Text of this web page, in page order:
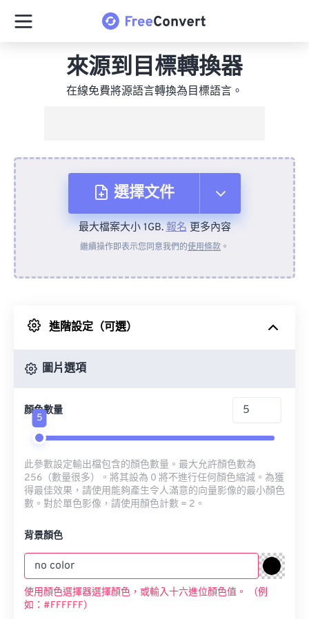
來源到目標轉換器
在線免費將源語言轉換為目標語言。
選擇文件
來自裝置
來自 Google 雲端硬碟
最大檔案大小 1GB.報名更多內容
繼續操作即表示您同意我們的使用條款 。
進階設定（可選）
圖片選項
顏色數量
5
此參數設定輸出檔包含的顏色數量。最大允許顏色數為
256（數量很多）。將其設為 0 將不進行任何顏色縮減。為獲
得最佳效果，請使用能夠產生令人滿意的向量影像的最小顏色
數。對於單色影像，請使用顏色計數 = 2。
背景顏色
使用顏色選擇器選擇顏色，或輸入十六進位顏色值。 （例
如：#FFFFFF）